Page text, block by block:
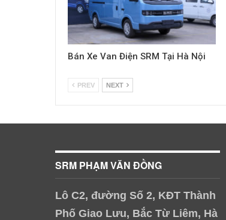
Bán Xe Van Điện SRM Tại Hà Nội
PREV NEXT
SRM PHẠM VĂN ĐỒNG
Lô C2, đường Số 2, KĐT Thành
Phố Giao Lưu, Bắc Từ Liêm, Hà